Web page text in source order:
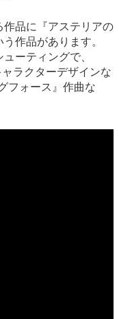
品に『アステリアの
作品があります。
ーティングで、
ラクターデザインな
フォース』作曲な